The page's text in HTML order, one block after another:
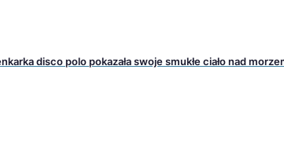
disco polo pokazała swoje smukłe ciało nad